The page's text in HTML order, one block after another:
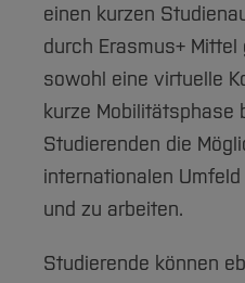
einen kurzen
durch Erasmus+
sowohl eine virtuelle
kurze Mobilitätsphase
Studierenden die
internationalen
und zu arbeiten.
Studierende können